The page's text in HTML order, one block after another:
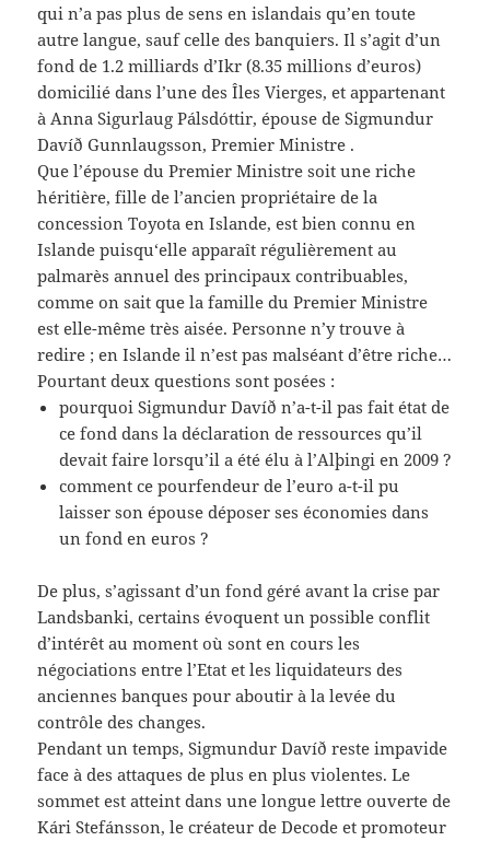
qui n’a pas plus de sens en islandais qu’en toute
autre langue, sauf celle des banquiers. Il s’agit d’un
fond de 1.2 milliards d’Ikr (8.35 millions d’euros)
domicilié dans l’une des Îles Vierges, et appartenant
à Anna Sigurlaug Pálsdóttir, épouse de Sigmundur
Davíð Gunnlaugsson, Premier Ministre .
Que l’épouse du Premier Ministre soit une riche
héritière, fille de l’ancien propriétaire de la
concession Toyota en Islande, est bien connu en
Islande puisqu‘elle apparaît régulièrement au
palmarès annuel des principaux contribuables,
comme on sait que la famille du Premier Ministre
est elle-même très aisée. Personne n’y trouve à
redire ; en Islande il n’est pas malséant d’être riche…
Pourtant deux questions sont posées :
pourquoi Sigmundur Davíð n’a-t-il pas fait état de
ce fond dans la déclaration de ressources qu’il
devait faire lorsqu’il a été élu à l’Alþingi en 2009 ?
comment ce pourfendeur de l’euro a-t-il pu
laisser son épouse déposer ses économies dans
un fond en euros ?
De plus, s’agissant d’un fond géré avant la crise par
Landsbanki, certains évoquent un possible conflit
d’intérêt au moment où sont en cours les
négociations entre l’Etat et les liquidateurs des
anciennes banques pour aboutir à la levée du
contrôle des changes.
Pendant un temps, Sigmundur Davíð reste impavide
face à des attaques de plus en plus violentes. Le
sommet est atteint dans une longue lettre ouverte de
Kári Stefánsson, le créateur de Decode et promoteur